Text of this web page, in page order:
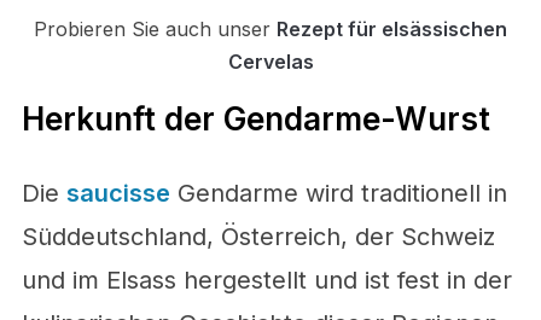
Probieren Sie auch unser Rezept für elsässischen
Cervelas
Herkunft der Gendarme-Wurst
Die saucisse Gendarme wird traditionell in
Süddeutschland, Österreich, der Schweiz
und im Elsass hergestellt und ist fest in der